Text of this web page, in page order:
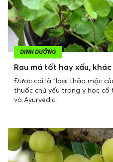
DINH DƯỠNG
Rau má tốt hay xấu,
Được coi là “loại thảo mộc
thuốc chủ yếu trong y học cổ
và Ayurvedic.